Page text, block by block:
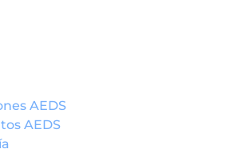
AEDS
AEDS